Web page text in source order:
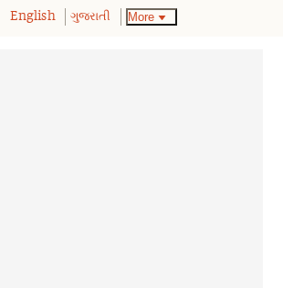
English ગુજરાતી More